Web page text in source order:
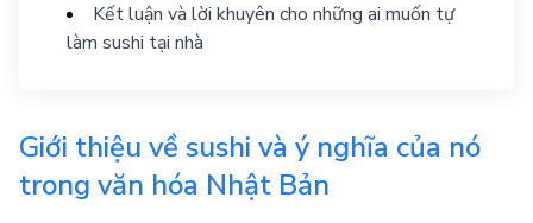
Kết luận và lời khuyên cho những ai muốn tự
làm sushi tại nhà
Giới thiệu về sushi và ý nghĩa của nó
trong văn hóa Nhật Bản